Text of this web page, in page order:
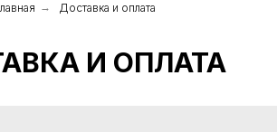
→ Доставка и оплата
И ОПЛАТА